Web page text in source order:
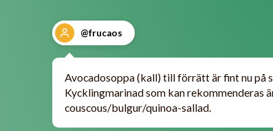
@frucaos
Avocadosoppa (kall) till förrätt är fint nu på
Kycklingmarinad som kan rekommenderas
couscous/bulgur/quinoa-sallad.